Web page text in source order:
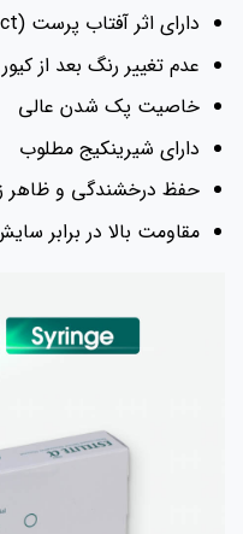
دارای اثر آفتاب پرست (Chameleon effect)
عدم تغییر رنگ بعد از
خاصیت پک شدن عالی
دارای شیرینکیج مطلوب
حفظ درخشندگی و ظاهر
مقاومت بالا در برابر